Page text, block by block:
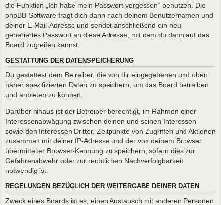
die Funktion „Ich habe mein Passwort vergessen“ benutzen. Die
phpBB-Software fragt dich dann nach deinem Benutzernamen und
deiner E-Mail-Adresse und sendet anschließend ein neu
generiertes Passwort an diese Adresse, mit dem du dann auf das
Board zugreifen kannst.
GESTATTUNG DER DATENSPEICHERUNG
Du gestattest dem Betreiber, die von dir eingegebenen und oben
näher spezifizierten Daten zu speichern, um das Board betreiben
und anbieten zu können.
Darüber hinaus ist der Betreiber berechtigt, im Rahmen einer
Interessenabwägung zwischen deinen und seinen Interessen
sowie den Interessen Dritter, Zeitpunkte von Zugriffen und Aktionen
zusammen mit deiner IP-Adresse und der von deinem Browser
übermittelter Browser-Kennung zu speichern, sofern dies zur
Gefahrenabwehr oder zur rechtlichen Nachverfolgbarkeit
notwendig ist.
REGELUNGEN BEZÜGLICH DER WEITERGABE DEINER DATEN
Zweck eines Boards ist es, einen Austausch mit anderen Personen